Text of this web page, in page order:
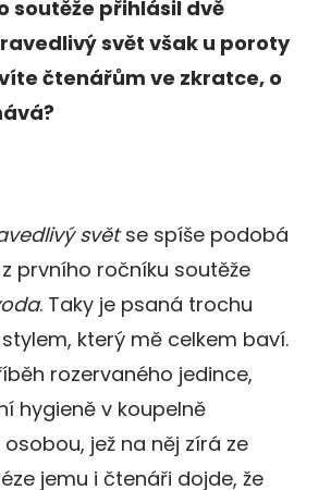
soutěže přihlásil dvě
svět však u poroty
čtenářům ve zkratce, o
světse spíše podobá
prvního ročníku soutěže
. Taky je psaná trochu
který mě celkem baví.
rozervaného jedince,
hygieně v koupelně
jež na něj zírá ze
jemu i čtenáři dojde, že